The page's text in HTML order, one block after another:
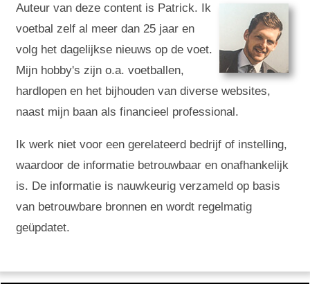
Auteur van deze content is Patrick. Ik
voetbal zelf al meer dan 25 jaar en
volg het dagelijkse nieuws op de voet.
Mijn hobby's zijn o.a. voetballen,
hardlopen en het bijhouden van diverse websites,
naast mijn baan als financieel professional.
Ik werk niet voor een gerelateerd bedrijf of instelling,
waardoor de informatie betrouwbaar en onafhankelijk
is. De informatie is nauwkeurig verzameld op basis
van betrouwbare bronnen en wordt regelmatig
geüpdatet.